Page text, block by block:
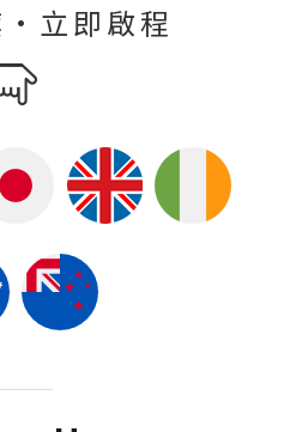
立即啟程